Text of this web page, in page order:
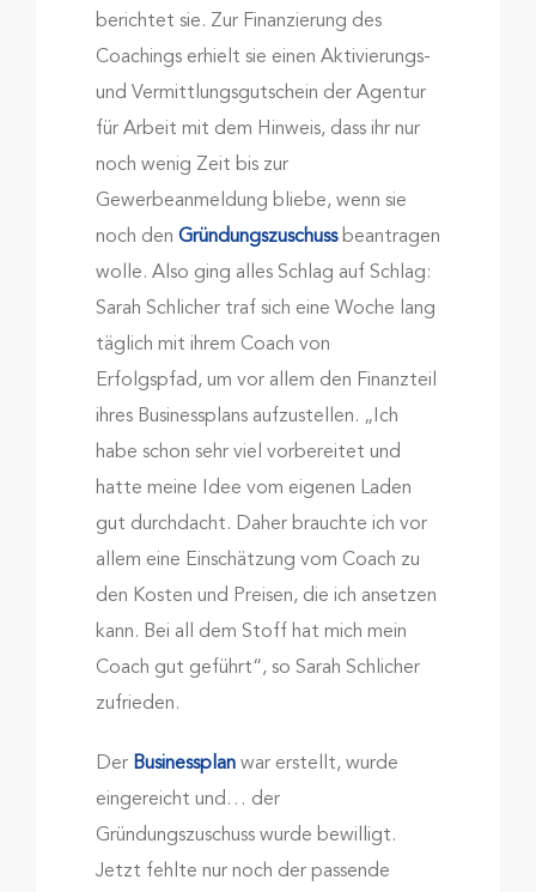
berichtet sie. Zur Finanzierung des
Coachings erhielt sie einen Aktivierungs-
und Vermittlungsgutschein der Agentur
für Arbeit mit dem Hinweis, dass ihr nur
noch wenig Zeit bis zur
Gewerbeanmeldung bliebe, wenn sie
noch den Gründungszuschussbeantragen
wolle. Also ging alles Schlag auf Schlag:
Sarah Schlicher traf sich eine Woche lang
täglich mit ihrem Coach von
Erfolgspfad, um vor allem den Finanzteil
ihres Businessplans aufzustellen. „Ich
habe schon sehr viel vorbereitet und
hatte meine Idee vom eigenen Laden
gut durchdacht. Daher brauchte ich vor
allem eine Einschätzung vom Coach zu
den Kosten und Preisen, die ich ansetzen
kann. Bei all dem Stoff hat mich mein
Coach gut geführt“, so Sarah Schlicher
zufrieden.
Der Businessplanwar erstellt, wurde
eingereicht und… der
Gründungszuschuss wurde bewilligt.
Jetzt fehlte nur noch der passende